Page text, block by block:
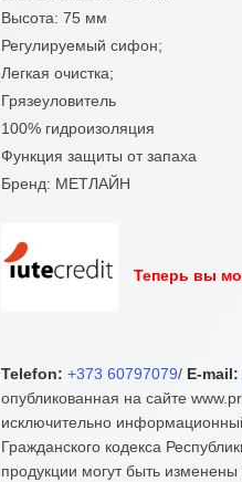
Высота: 75 мм
Регулируемый сифон;
Легкая очистка;
Грязеуловитель
100% гидроизоляция
Функция защиты от запаха
Бренд: МЕТЛАЙН
Теперь вы
Telefon: +373 60797079/ E-mail:
опубликованная на сайте
исключительно
Гражданского кодекса
продукции могут быть